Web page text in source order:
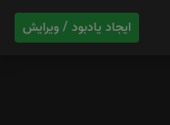
ایجاد یادبود / ویرایش